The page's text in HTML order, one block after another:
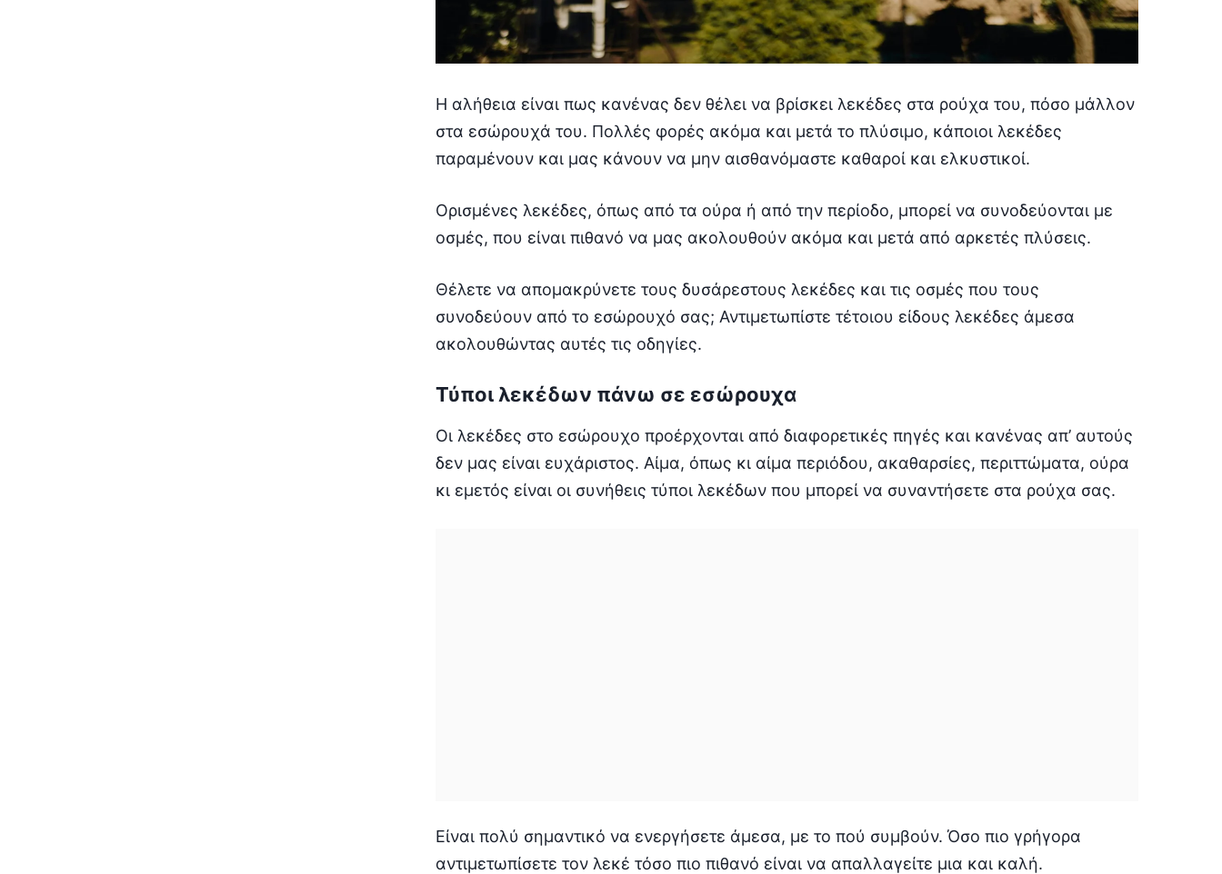
Η αλήθεια είναι πως κανένας δεν θέλει να βρίσκει λεκέδες στα ρούχα του, πόσο μάλλον
στα εσώρουχά του. Πολλές φορές ακόμα και μετά το πλύσιμο, κάποιοι λεκέδες
παραμένουν και μας κάνουν να μην αισθανόμαστε καθαροί και ελκυστικοί.
Ορισμένες λεκέδες, όπως από τα ούρα ή από την περίοδο, μπορεί να συνοδεύονται με
οσμές, που είναι πιθανό να μας ακολουθούν ακόμα και μετά από αρκετές πλύσεις.
Θέλετε να απομακρύνετε τους δυσάρεστους λεκέδες και τις οσμές που τους
συνοδεύουν από το εσώρουχό σας; Αντιμετωπίστε τέτοιου είδους λεκέδες άμεσα
ακολουθώντας αυτές τις οδηγίες.
Τύποι λεκέδων πάνω σε εσώρουχα
Οι λεκέδες στο εσώρουχο προέρχονται από διαφορετικές πηγές και κανένας απ’ αυτούς
δεν μας είναι ευχάριστος. Αίμα, όπως κι αίμα περιόδου, ακαθαρσίες, περιττώματα, ούρα
κι εμετός είναι οι συνήθεις τύποι λεκέδων που μπορεί να συναντήσετε στα ρούχα σας.
Είναι πολύ σημαντικό να ενεργήσετε άμεσα, με το πού συμβούν. Όσο πιο γρήγορα
αντιμετωπίσετε τον λεκέ τόσο πιο πιθανό είναι να απαλλαγείτε μια και καλή.